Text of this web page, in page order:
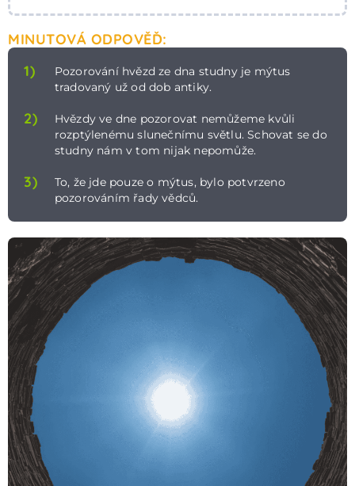
MINUTOVÁ ODPOVĚĎ:
1)
Pozorování hvězd ze dna studny je mýtus
tradovaný už od dob antiky.
2)
Hvězdy ve dne pozorovat nemůžeme kvůli
rozptýlenému slunečnímu světlu. Schovat se do
studny nám v tom nijak nepomůže.
3)
To, že jde pouze o mýtus, bylo potvrzeno
pozorováním řady vědců.